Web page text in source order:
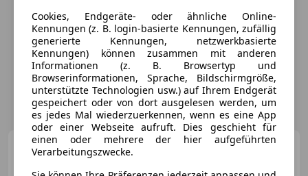
Porsche Cayman
Cookies, Endgeräte- oder ähnliche Online-
Kennungen (z. B. login-basierte Kennungen, zufällig
generierte Kennungen, netzwerkbasierte
Kennungen) können zusammen mit anderen
Informationen (z. B. Browsertyp und
Browserinformationen, Sprache, Bildschirmgröße,
unterstützte Technologien usw.) auf Ihrem Endgerät
gespeichert oder von dort ausgelesen werden, um
es jedes Mal wiederzuerkennen, wenn es eine App
oder einer Webseite aufruft. Dies geschieht für
einen oder mehrere der hier aufgeführten
Verarbeitungszwecke.